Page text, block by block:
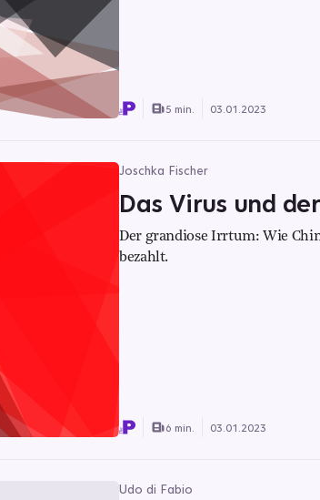
5 min. 03.01.2023
Joschka Fischer
Das Virus und
Der grandiose Irrtum: Wie
bezahlt.
6 min. 03.01.2023
Udo di Fabio